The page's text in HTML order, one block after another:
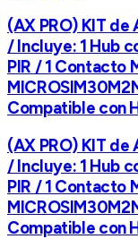
(AX PRO) KIT
/ Incluye: 1 Hub
PIR / 1 Contacto
Compatible con
(AX PRO) KIT
/ Incluye: 1 Hub
PIR / 1 Contacto
Compatible con